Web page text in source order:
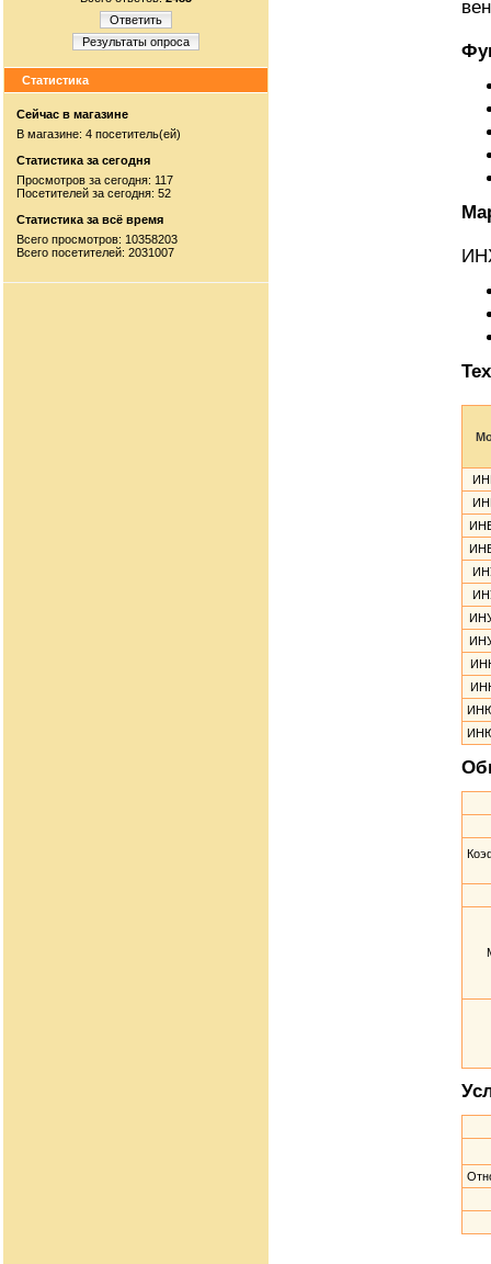
Ответить
Результаты опроса
Статистика
Сейчас в магазине
В магазине: 4 посетитель(ей)
Статистика за сегодня
Просмотров за сегодня: 117
Посетителей за сегодня: 52
Статистика за всё время
Всего просмотров: 10358203
Всего посетителей: 2031007